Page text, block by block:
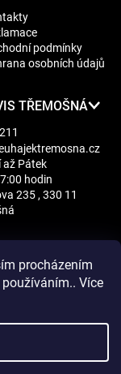
procházením
Více
podmínky
osobních údajů
TŘEMOŠNÁ
až Pátek
hodin
235 , 330 11